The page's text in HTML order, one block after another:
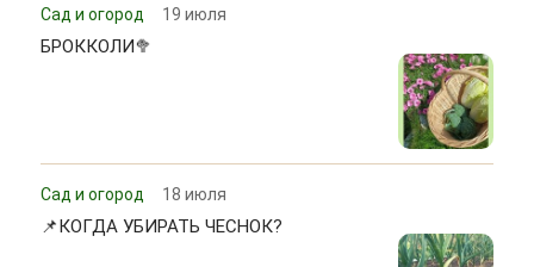
Сад и огород 19 июля
БРОККОЛИ🥦
Сад и огород 18 июля
📌КОГДА УБИРАТЬ ЧЕСНОК?